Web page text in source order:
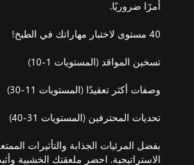
الاستراتيجية. احضر ملعقتك الخشبية